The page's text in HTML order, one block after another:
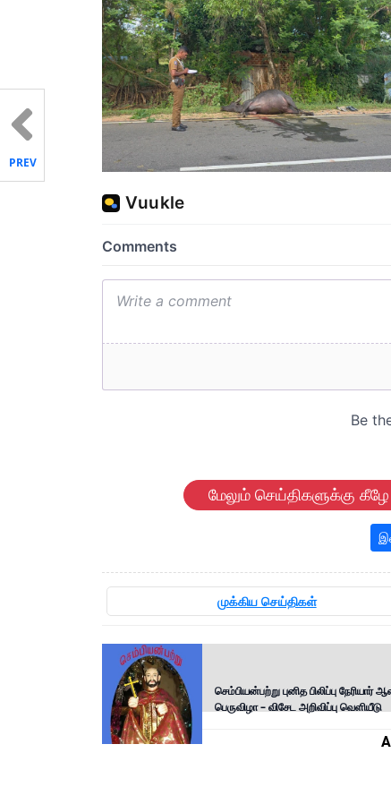
மேலும் செய்திகளுக்கு
முக்கிய செய்திகள்
செம்பியன்பற்று புனித பிலிப்பு நேரியார்
பெருவிழா – விசேட அறிவிப்பு வெளியீடு
PREV